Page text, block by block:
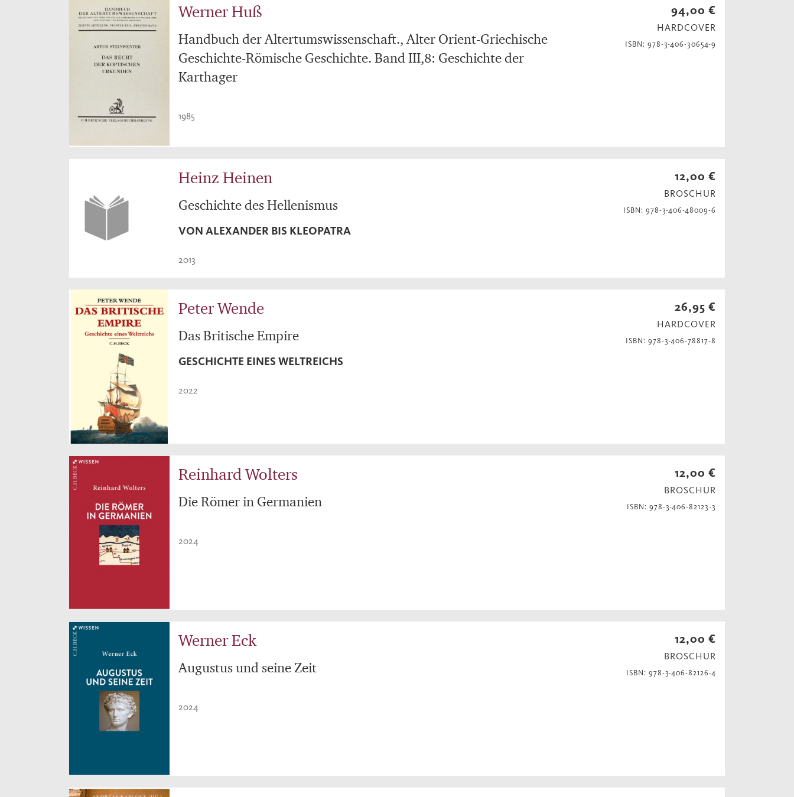
Werner Huß
Handbuch der Altertumswissenschaft., Alter Orient-Griechische
Geschichte-Römische Geschichte. Band III,8: Geschichte der
Karthager
1985
94,00 €
HARDCOVER
ISBN: 978-3-406-30654-9
Heinz Heinen
Geschichte des Hellenismus
VON ALEXANDER BIS KLEOPATRA
2013
12,00 €
BROSCHUR
ISBN: 978-3-406-48009-6
Peter Wende
Das Britische Empire
GESCHICHTE EINES WELTREICHS
2022
26,95 €
HARDCOVER
ISBN: 978-3-406-78817-8
Reinhard Wolters
Die Römer in Germanien
2024
12,00 €
BROSCHUR
ISBN: 978-3-406-82123-3
Werner Eck
Augustus und seine Zeit
2024
12,00 €
BROSCHUR
ISBN: 978-3-406-82126-4